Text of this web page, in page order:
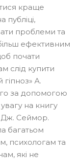
краще
публіці,
проблеми та
ефективним
почати
слід купити
А.
за допомогою
на книгу
Сеймор.
багатьом
психологам та
які не